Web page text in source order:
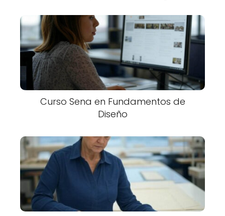
Curso Sena en Fundamentos de
Diseño